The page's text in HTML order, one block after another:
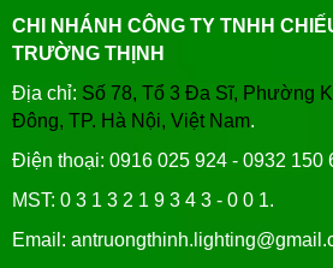
CHI NHÁNH CÔNG TY TNHH
TRƯỜNG THỊNH
Địa chỉ: Số 78, Tổ 3 Đa Sĩ, Phường
Đông, TP. Hà Nội, Việt Nam.
Điện thoại: 0916 025 924 - 0932 150
MST: 0 3 1 3 2 1 9 3 4 3 - 0 0 1.
Email: